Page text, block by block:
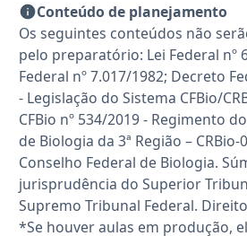
Conteúdo de planejamento
Os seguintes conteúdos não
pelo preparatório: Lei Federal nº
Federal nº 7.017/1982; Decreto
- Legislação do Sistema CFBio/
CFBio nº 534/2019 - Regimento
de Biologia da 3ª Região –
Conselho Federal de Biologia.
jurisprudência do Superior
Supremo Tribunal Federal.
*Se houver aulas em produção,